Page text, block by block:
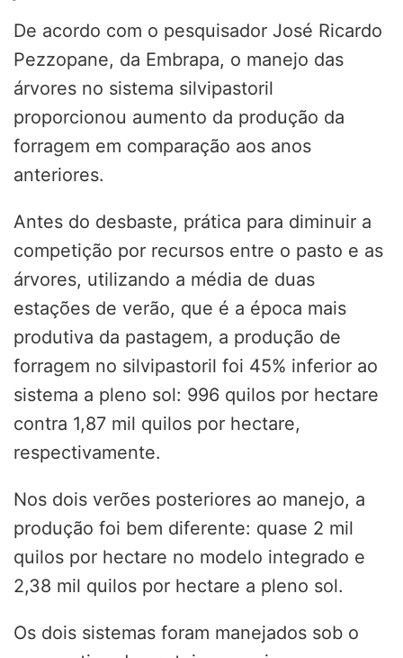
De acordo com o pesquisador José Ricardo
Pezzopane, da Embrapa, o manejo das
árvores no sistema silvipastoril
proporcionou aumento da produção da
forragem em comparação aos anos
anteriores.
Antes do desbaste, prática para diminuir a
competição por recursos entre o pasto e as
árvores, utilizando a média de duas
estações de verão, que é a época mais
produtiva da pastagem, a produção de
forragem no silvipastoril foi 45% inferior ao
sistema a pleno sol: 996 quilos por hectare
contra 1,87 mil quilos por hectare,
respectivamente.
Nos dois verões posteriores ao manejo, a
produção foi bem diferente: quase 2 mil
quilos por hectare no modelo integrado e
2,38 mil quilos por hectare a pleno sol.
Os dois sistemas foram manejados sob o